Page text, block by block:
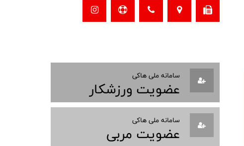
سامانه ملی هاکی
عضویت ورزشکار
سامانه ملی هاکی
عضویت مربی